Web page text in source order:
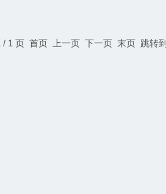
/ 1 页 首页 上一页 下一页 末页 跳转